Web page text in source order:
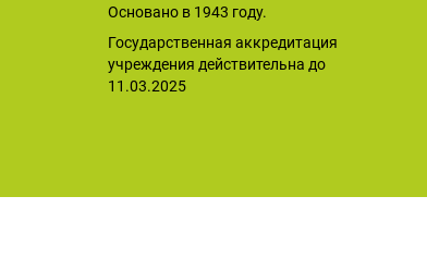
Основано в 1943 году.
Государственная аккредитация
учреждения действительна до
11.03.2025